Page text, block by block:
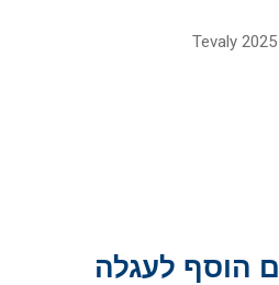
הוסף לעגלה